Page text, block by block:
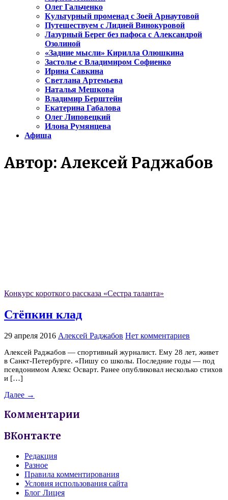
Олег Гальченко
Культурный променад с Зоей Арнаутовой
Путешествуем с Лидией Винокуровой
Лазурный Берег без пафоса с Александрой
Озолиной
«Задние мысли» Кирилла Олюшкина
Застолье с Владимиром Софиенко
Ирина Савкина
Светлана Артемьева
Наталья Мешкова
Владимир Берштейн
Екатерина Габалова
Олег Липовецкий
Илона Румянцева
Афиша
Автор: Алексей Раджабов
Конкурс короткого рассказа «Сестра таланта»
Стёпкин клад
29 апреля 2016 Алексей Раджабов Нет комментариев
Алексей Раджабов — спортивный журналист. Ему 28 лет, живет
в Санкт-Петербурге. «Пишу со школы. Последние годы — под
псевдонимом Алекс Осварт. Ранее опубликовал несколько стихов
и […]
Далее →
Комментарии
ВКонтакте
Редакция
Разное
Правила комментирования
Условия использования сайта
Блог Лицея